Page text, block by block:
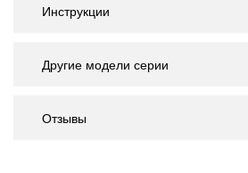
Инструкции
Другие модели серии
Отзывы